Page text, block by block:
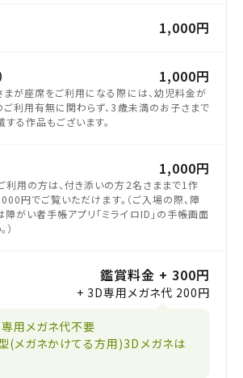
1,000円
1,000円
が座席をご利用になる際には、幼児料金が
ご利用有無に関わらず、3歳未満のお子さまで
る作品もございます。
1,000円
用の方は、付き添いの方2名さままで1作
円でご覧いただけます。（ご入場の際、障
がい者手帳アプリ「ミライロID」の手帳画面
鑑賞料金 + 300円
+ 3D専用メガネ代 200円
専用メガネ代不要
型(メガネかけてる方用)3Dメガネは